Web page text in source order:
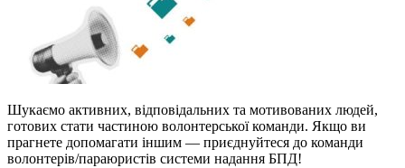
Шукаємо активних, відповідальних та мотивованих людей,
готових стати частиною волонтерської команди. Якщо ви
прагнете допомагати іншим — приєднуйтеся до команди
волонтерів/параюристів системи надання БПД!